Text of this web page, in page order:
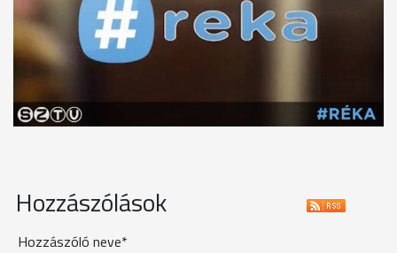
Hozzászólások
Hozzászóló neve*